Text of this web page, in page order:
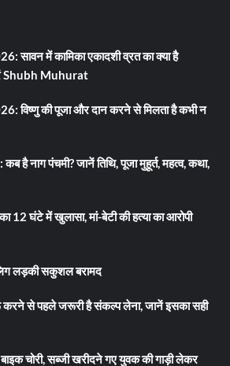
सावन में कामिका एकादशी व्रत का क्या है
Shubh Muhurat
विष्णु की पूजा और दान करने से मिलता है कभी न
है नाग पंचमी? जानें तिथि, पूजा मुहूर्त, महत्व, कथा,
12 घंटे में खुलासा, मां-बेटी की हत्या का आरोपी
लड़की सकुशल बरामद
से पहले जरूरी है संकल्प लेना, जानें इसका सही
बाइक चोरी, सब्जी खरीदने गए युवक की गाड़ी लेकर